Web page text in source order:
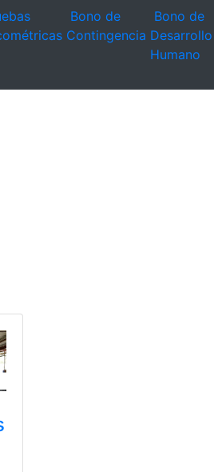
Bono de
Contingencia
Bono de
Desarrollo
Humano